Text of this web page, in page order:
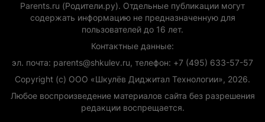
Parents.ru (Родители.ру). Отдельные публикации могут
содержать информацию не предназначенную для
пользователей до 16 лет.
Контактные данные:
эл. почта: parents@shkulev.ru, телефон: +7 (495) 633-57-57
Copyright (с) ООО «Шкулёв Диджитал Технологии», 2026.
Любое воспроизведение материалов сайта без разрешения
редакции воспрещается.